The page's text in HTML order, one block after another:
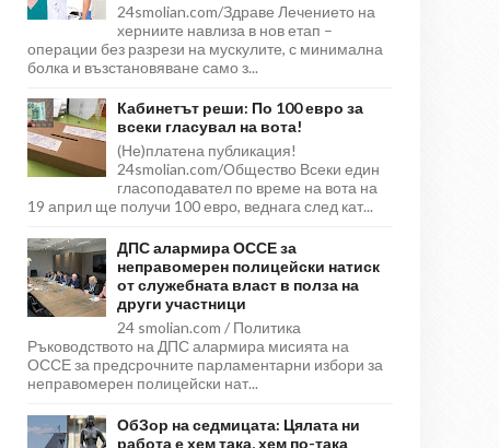
24smolian.com/Здраве Лечението на
херниите навлиза в нов етап –
операции без разрези на мускулите, с минимална
болка и възстановяване само з...
Кабинетът реши: По 100 евро за
всеки гласувал на вота!
(Не)платена публикация!
24smolian.com/Общество Всеки един
гласоподавател по време на вота на
19 април ще получи 100 евро, веднага след кат...
ДПС алармира ОССЕ за
неправомерен полицейски натиск
от служебната власт в полза на
други участници
24 smolian.com / Политика
Ръководството на ДПС алармира мисията на
ОССЕ за предсрочните парламентарни избори за
неправомерен полицейски нат...
ОбЗор на седмицата: Цялата ни
работа е хем така, хем по-така